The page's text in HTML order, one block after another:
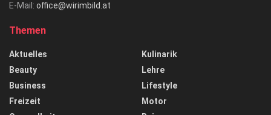
E-Mail: office@wirimbild.at
Themen
Aktuelles
Beauty
Business
Freizeit
Kulinarik
Lehre
Lifestyle
Motor